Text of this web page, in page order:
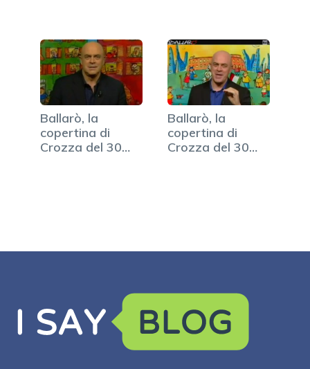
Ballarò, la
copertina di
Crozza del 30
Ballarò, la
copertina di
Crozza del 30